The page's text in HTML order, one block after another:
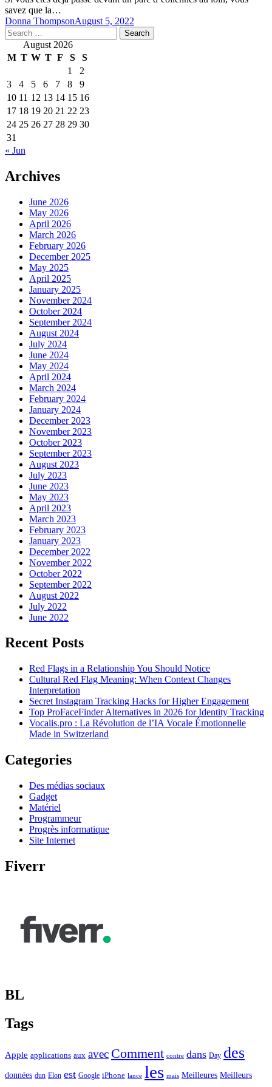
savez que la…
Donna ThompsonAugust 5, 2022
Search
for: August 2026
M T W T F S
S
1
2
3
4 5 6 7 8
9
10 11 12 13 14 15 16
17 18 19 20 21 22 23
24 25 26 27 28 29 30
31
« Jun
Archives
June 2026
May 2026
April 2026
March 2026
February 2026
December 2025
May 2025
April 2025
January 2025
November 2024
October 2024
September 2024
August 2024
July 2024
June 2024
May 2024
April 2024
March 2024
February 2024
January 2024
December 2023
November 2023
October 2023
September 2023
August 2023
July 2023
June 2023
May 2023
April 2023
March 2023
February 2023
January 2023
December 2022
November 2022
October 2022
September 2022
August 2022
July 2022
June 2022
Recent Posts
Red Flags in a Relationship You Should Notice
Cultural Red Flag Meaning: When Context Changes
Interpretation
Secret Instagram Tracking Hacks for Higher Engagement
Top ProFaceFinder Alternatives in 2026 for Identity Tracking
Vocalis.pro : La Révolution de l’IA Vocale Émotionnelle
Made in Switzerland
Categories
Des médias sociaux
Gadget
Matériel
Programmeur
Progrès informatique
Site Internet
Fiverr
BL
Tags
Apple applications aux avec Comment contre dans Day des
données dun Elon est Google iPhone lance les mais Meilleures Meilleurs